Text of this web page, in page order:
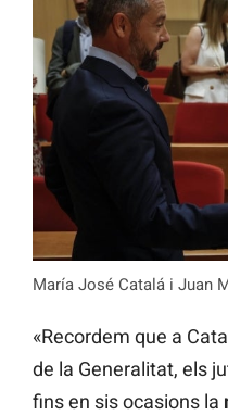
María José Catalá i Juan
«Recordem que a
de la Generalitat, els
fins en sis ocasions la